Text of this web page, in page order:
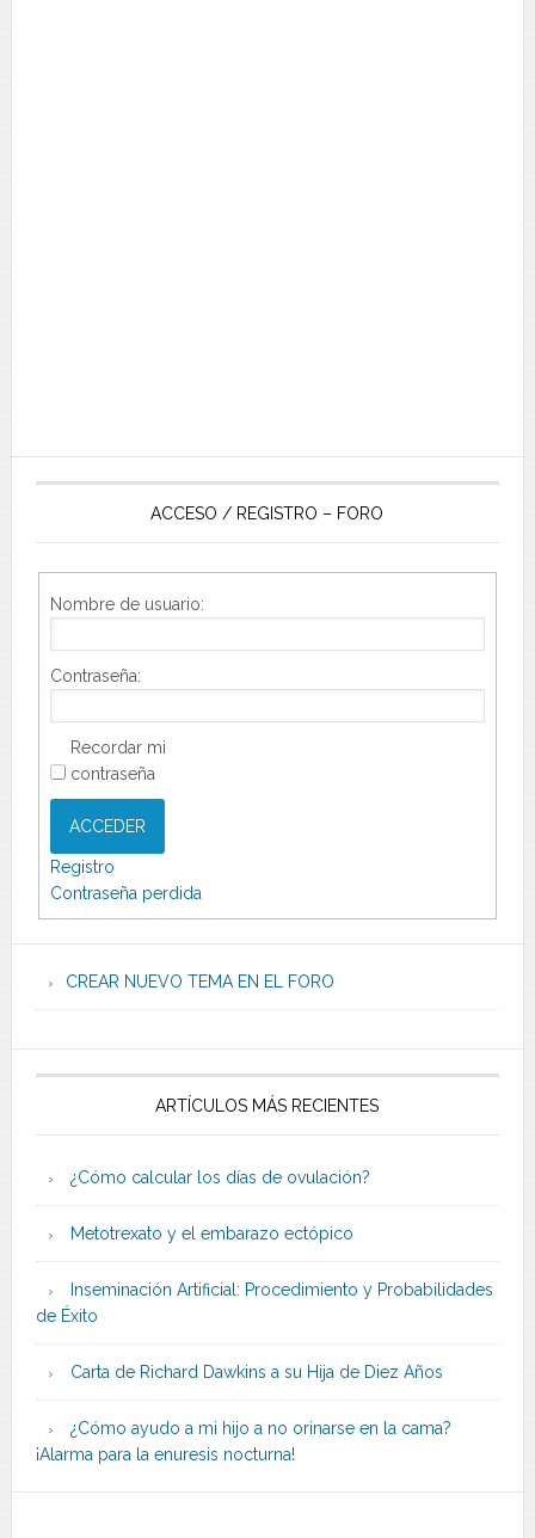
ACCESO / REGISTRO – FORO
Nombre de usuario:
Contraseña:
Recordar mi
contraseña
ACCEDER
Registro
Contraseña perdida
CREAR NUEVO TEMA EN EL FORO
ARTÍCULOS MÁS RECIENTES
¿Cómo calcular los días de ovulación?
Metotrexato y el embarazo ectópico
Inseminación Artificial: Procedimiento y Probabilidades
de Éxito
Carta de Richard Dawkins a su Hija de Diez Años
¿Cómo ayudo a mi hijo a no orinarse en la cama?
¡Alarma para la enuresis nocturna!